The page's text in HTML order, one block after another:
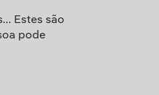
Estes são
pode